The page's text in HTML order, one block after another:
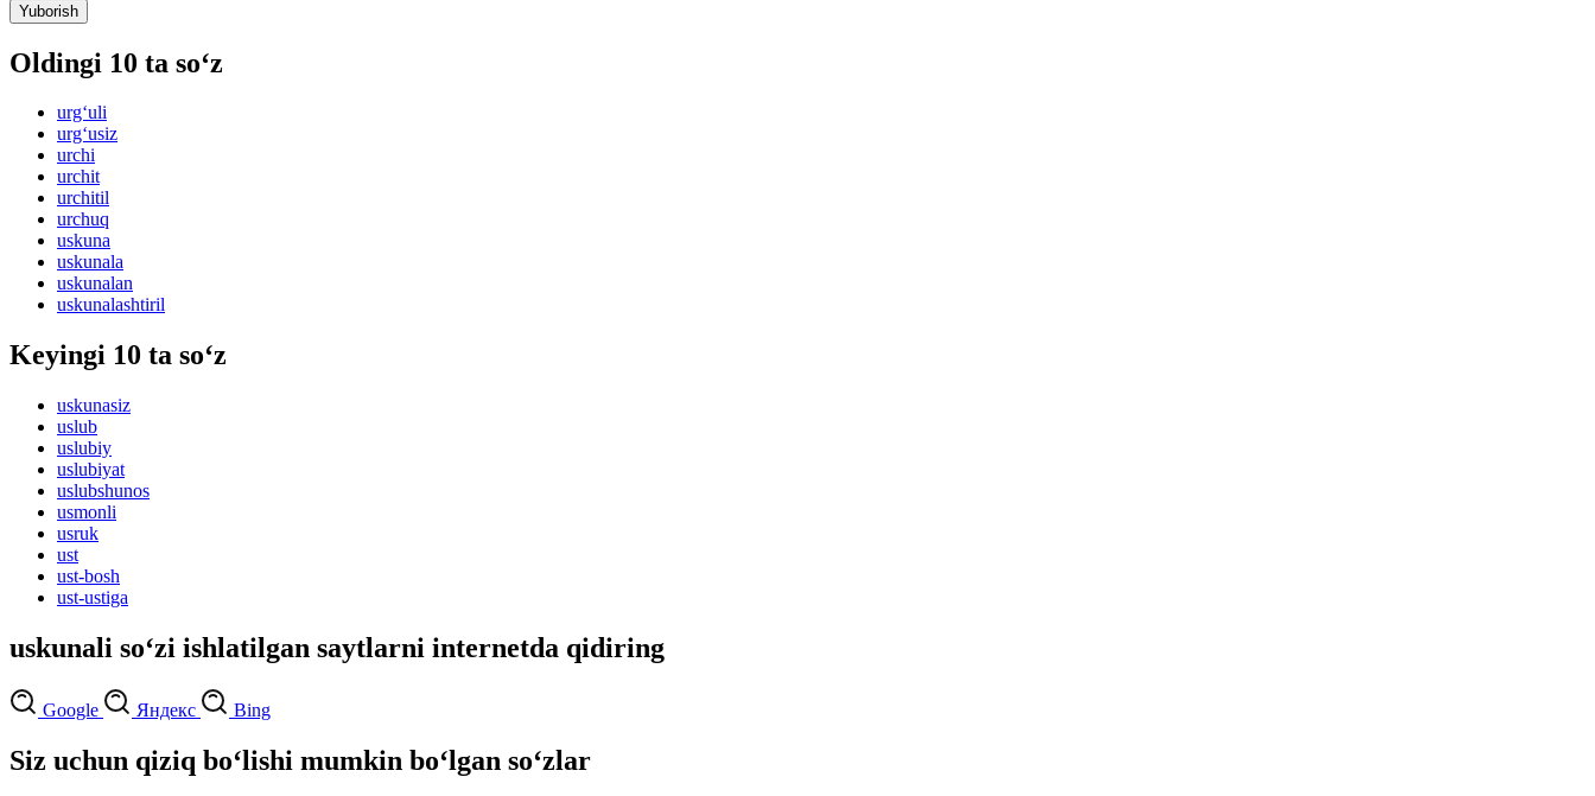
Yuborish
Oldingi 10 ta so‘z
urg‘uli
urg‘usiz
urchi
urchit
urchitil
urchuq
uskuna
uskunala
uskunalan
uskunalashtiril
Keyingi 10 ta so‘z
uskunasiz
uslub
uslubiy
uslubiyat
uslubshunos
usmonli
usruk
ust
ust-bosh
ust-ustiga
uskunali so‘zi ishlatilgan saytlarni internetda qidiring
Google Яндекс Bing
Siz uchun qiziq bo‘lishi mumkin bo‘lgan so‘zlar